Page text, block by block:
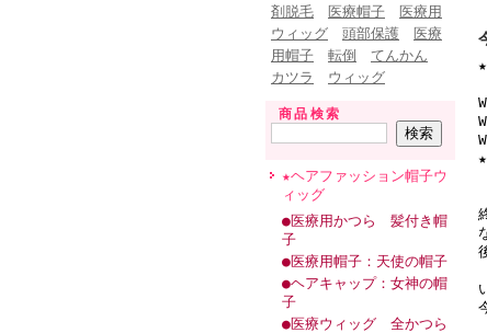
剤脱毛
医療帽子
医療用
ウィッグ
頭部保護
医療
用帽子
転倒
てんかん
カツラ
ウィッグ
商品検索
★ヘアファッション帽子ウ
ィッグ
●医療用かつら 髪付き帽
子
●医療用帽子：天使の帽子
●ヘアキャップ：女神の帽
子
●医療ウィッグ 全かつら